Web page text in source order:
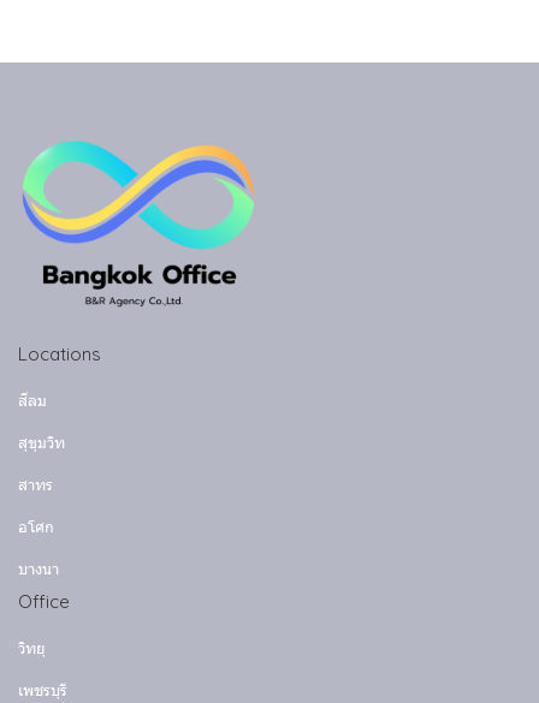
Locations
สีลม
สุขุมวิท
สาทร
อโศก
บางนา
Office
วิทยุ
เพชรบุรี